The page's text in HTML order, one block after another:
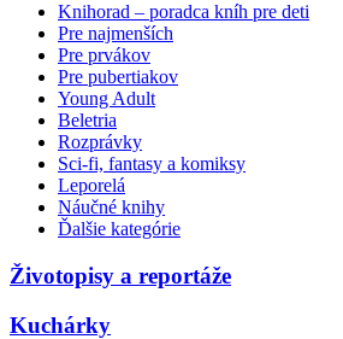
Knihorad – poradca kníh pre deti
Pre najmenších
Pre prvákov
Pre pubertiakov
Young Adult
Beletria
Rozprávky
Sci-fi, fantasy a komiksy
Leporelá
Náučné knihy
Ďalšie kategórie
Životopisy a reportáže
Kuchárky